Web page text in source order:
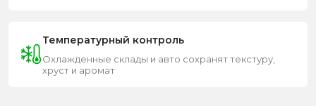
Температурный контроль
Охлажденные склады и авто сохранят текстуру,
хруст и аромат